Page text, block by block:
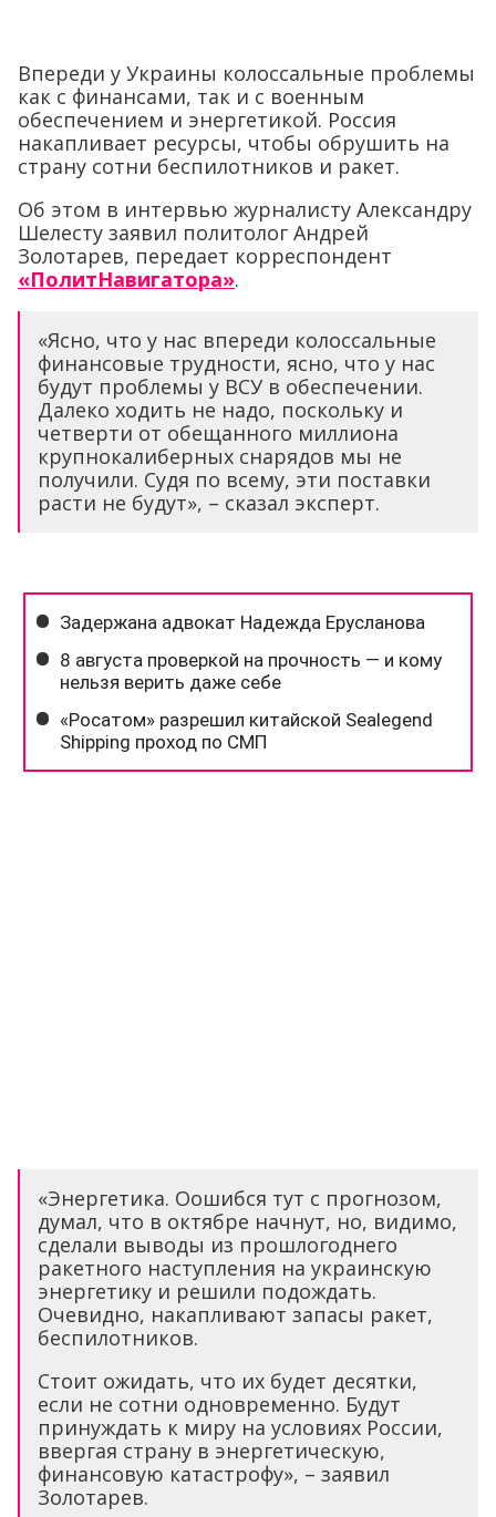
Впереди у Украины колоссальные проблемы
как с финансами, так и с военным
обеспечением и энергетикой. Россия
накапливает ресурсы, чтобы обрушить на
страну сотни беспилотников и ракет.
Об этом в интервью журналисту Александру
Шелесту заявил политолог Андрей
Золотарев, передает корреспондент
«ПолитНавигатора».
«Ясно, что у нас впереди колоссальные
финансовые трудности, ясно, что у нас
будут проблемы у ВСУ в обеспечении.
Далеко ходить не надо, поскольку и
четверти от обещанного миллиона
крупнокалиберных снарядов мы не
получили. Судя по всему, эти поставки
расти не будут», – сказал эксперт.
«Энергетика. Оошибся тут с прогнозом,
думал, что в октябре начнут, но, видимо,
сделали выводы из прошлогоднего
ракетного наступления на украинскую
энергетику и решили подождать.
Очевидно, накапливают запасы ракет,
беспилотников.
Стоит ожидать, что их будет десятки,
если не сотни одновременно. Будут
принуждать к миру на условиях России,
ввергая страну в энергетическую,
финансовую катастрофу», – заявил
Золотарев.